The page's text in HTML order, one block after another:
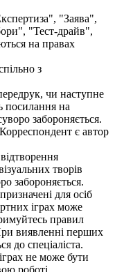
"Заява",
"Тест-драйв",
на правах
з
чи наступне
посилання на
забороняється.
є автор
творів
забороняється.
для осіб
іграх може
правил
виявленні перших
до спеціаліста.
не може бути
роботі.